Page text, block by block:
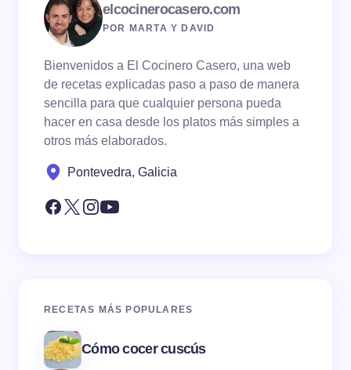
elcocinerocasero.com
POR MARTA Y DAVID
Bienvenidos a El Cocinero Casero, una web
de recetas explicadas paso a paso de manera
sencilla para que cualquier persona pueda
hacer en casa desde los platos más simples a
otros más elaborados.
Pontevedra, Galicia
RECETAS MÁS POPULARES
Cómo cocer cuscús